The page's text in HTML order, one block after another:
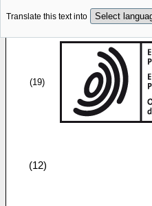
Translate this text into
(19)
(12)